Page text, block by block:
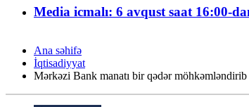
Media icmalı: 6 avqust saat 16:00-
Ana səhifə
İqtisadiyyat
Mərkəzi Bank manatı bir qədər möhkəmləndirib